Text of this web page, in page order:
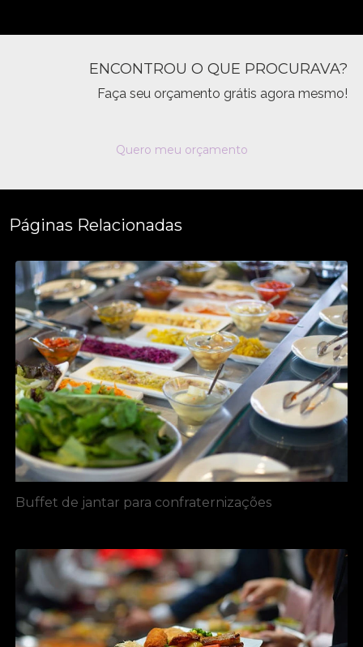
ENCONTROU O QUE PROCURAVA?
Faça seu orçamento grátis agora mesmo!
Quero meu orçamento
Páginas Relacionadas
Buffet de jantar para confraternizações​